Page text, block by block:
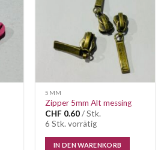
5MM
Zipper 5mm Alt messing
CHF 0.60/ Stk.
6 Stk. vorrätig
IN DEN WARENKORB